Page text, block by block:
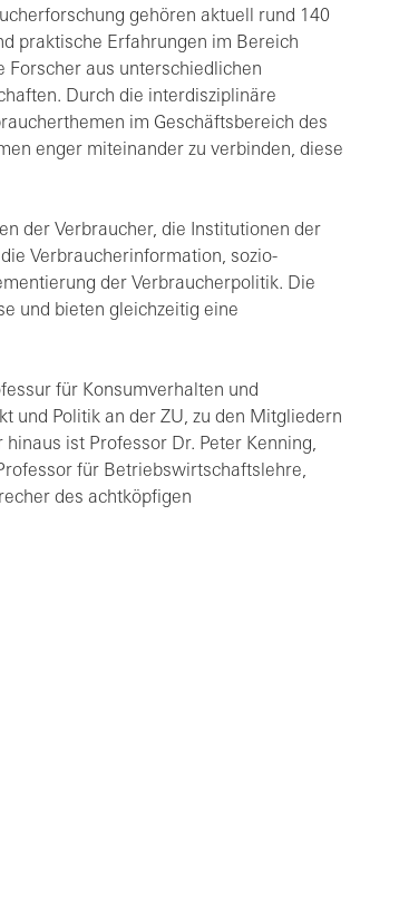
gehören aktuell rund 140
praktische Erfahrungen im Bereich
Forscher aus unterschiedlichen
Durch die interdisziplinäre
im Geschäftsbereich des
enger miteinander zu verbinden, diese
der Verbraucher, die Institutionen der
Verbraucherinformation, sozio-
der Verbraucherpolitik. Die
und bieten gleichzeitig eine
für Konsumverhalten und
und Politik an der ZU, zu den Mitgliedern
ist Professor Dr. Peter Kenning,
für Betriebswirtschaftslehre,
des achtköpfigen